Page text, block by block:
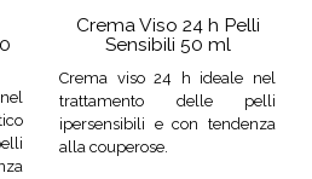
Crema Viso 24 h Pelli
Sensibili 50 ml
Crema viso 24 h ideale nel
trattamento delle pelli
ipersensibili e con tendenza
alla couperose.